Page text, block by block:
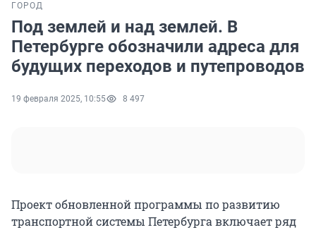
ГОРОД
Под землей и над землей. В
Петербурге обозначили адреса для
будущих переходов и путепроводов
19 февраля 2025, 10:55 8 497
Проект обновленной программы по развитию
транспортной системы Петербурга включает ряд